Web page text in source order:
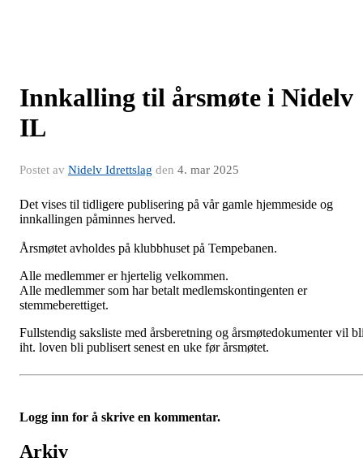
Innkalling til årsmøte i Nidelv
IL
Postet av Nidelv Idrettslag den 4. mar 2025
Det vises til tidligere publisering på vår gamle hjemmeside og
innkallingen påminnes herved.
Årsmøtet avholdes på klubbhuset på Tempebanen.
Alle medlemmer er hjertelig velkommen.
Alle medlemmer som har betalt medlemskontingenten er
stemmeberettiget.
Fullstendig saksliste med årsberetning og årsmøtedokumenter vil
iht. loven bli publisert senest en uke før årsmøtet.
Logg inn for å skrive en kommentar.
Arkiv